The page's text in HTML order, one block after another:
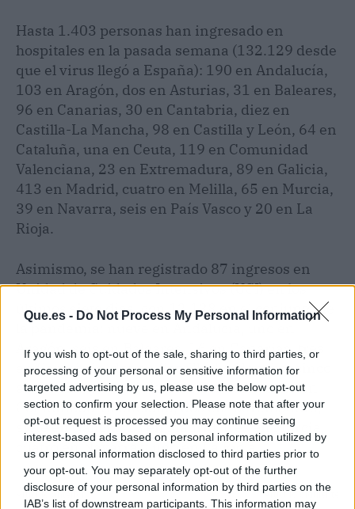
Que.es - Do Not Process My Personal Information
If you wish to opt-out of the sale, sharing to third parties, or
processing of your personal or sensitive information for
targeted advertising by us, please use the below opt-out
section to confirm your selection. Please note that after your
opt-out request is processed you may continue seeing
interest-based ads based on personal information utilized by
us or personal information disclosed to third parties prior to
your opt-out. You may separately opt-out of the further
disclosure of your personal information by third parties on the
IAB’s list of downstream participants. This information may
Hasta 1.403 personas han ingresado en
hospitales en la pasada semana (132.129 desde
que el virus llegó a España): 190 en Andalucía,
103 en Aragón, dos en Asturias, 31 en Baleares,
96 en Canarias, 30 en Cantabria, diez en
Castilla-La Mancha, 98 en Castilla y León, 64 en
Cataluña, una en Ceuta, 119 en Comunidad
Valenciana, 23 en Extremadura, 89 en Galicia,
413 en Madrid, cuatro en Melilla, 65 en Murcia,
39 en Navarra, seis en País Vasco y 20 en La
Rioja.
Asimismo, se han registrado 87 ingresos en
Unidad de Cuidados Intensivos (UCI) en los
últimos siete días, con 12.138 en el conjunto de
la pandemia: nueve en Andalucía, uno en
Aragón, seis en Baleares, 16 en Canarias, tres
en Cantabria, dos en Castilla-La Mancha, cinco
en Castilla y León, siete en Cataluña, ocho en
Comunidad Valenciana, dos en Extremadura,
siete en Galicia, 13 en Madrid, tres en Murcia,
cuatro en Navarra y uno en La Rioja.
Artículo anterior
Artículo siguiente